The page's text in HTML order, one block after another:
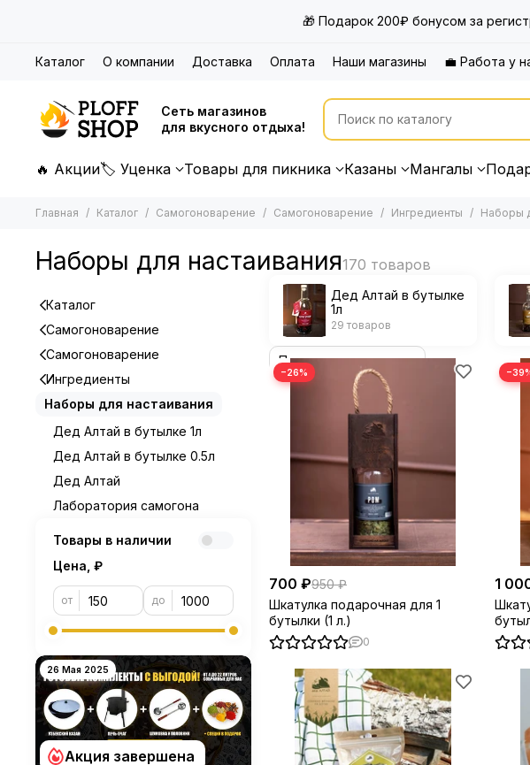
🎁 Подарок 200₽ бонусом за
Каталог О компании Доставка Оплата Наши магазины 💼 Работа у
Сеть магазинов
для вкусного отдыха!
🔥 Акции🏷 Уценка Товары для пикника Казаны Мангалы
Главная Каталог Самогоноварение Самогоноварение Ингредиенты Наборы
Наборы для настаивания
Дед Алтай в бутылке
1л
29 товаров
−26%
700 ₽950 ₽
Шкатулка подарочная для 1
бутылки (1 л.)
0
1
Каталог
Самогоноварение
Самогоноварение
Ингредиенты
Наборы для настаивания
Дед Алтай в бутылке 1л
Дед Алтай в бутылке 0.5л
Дед Алтай
Лаборатория самогона
Товары в наличии
Цена, ₽
от до
26 Мая 2025
Акция завершена